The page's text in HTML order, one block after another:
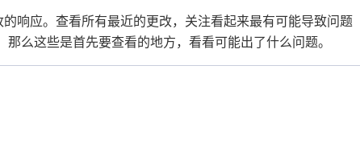
响应。查看所有最近的更改，关注看起来最有可能导致问题
么这些是首先要查看的地方，看看可能出了什么问题。